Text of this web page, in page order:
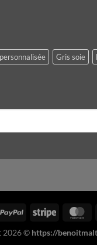
Gris soie
2026 © https://